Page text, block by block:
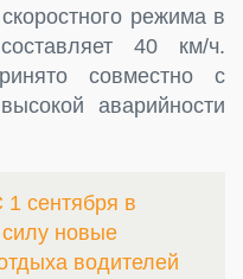
режима в
40 км/ч.
совместно с
аварийности
1 сентября в
силу новые
водителей